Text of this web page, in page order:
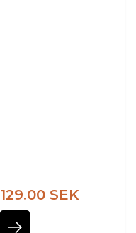
129.00 SEK